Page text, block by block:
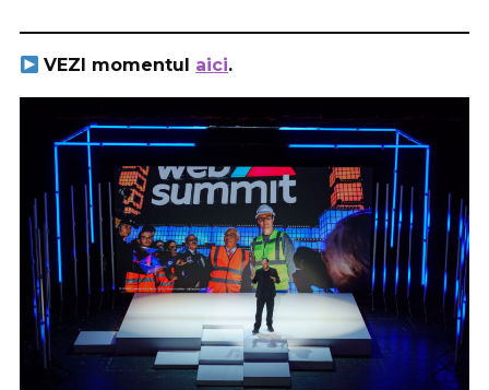
VEZI momentul aici.